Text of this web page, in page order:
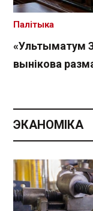
«Ультыматум
вынікова
Палітыка
ЭКАНОМІКА